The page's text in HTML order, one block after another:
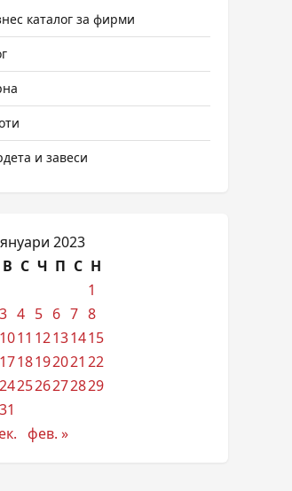
каталог за фирми
и завеси
януари 2023
В С Ч П С Н
1
3 4 5 6 7 8
1011 12131415
1718192021 22
242526272829
31
фев. »